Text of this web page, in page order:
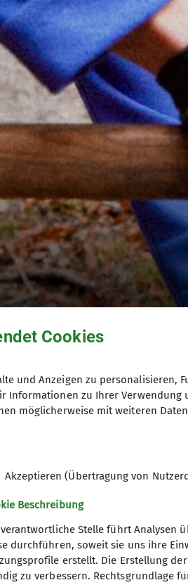
IG Klettern
ein zur Hauptversammlung,
Cookies
und Anzeigen zu
Informationen zu Ihrer
möglicherweise mit weiteren
Akzeptieren (Übertragung von
Beschreibung
verantwortliche Stelle führt Analysen
durchführen, soweit sie uns ihre
erstellt. Die Erstellung
zu verbessern. Rechtsgrundlage